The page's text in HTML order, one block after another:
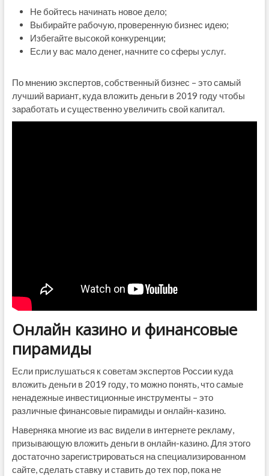
Не бойтесь начинать новое дело;
Выбирайте рабочую, проверенную бизнес идею;
Избегайте высокой конкуренции;
Если у вас мало денег, начните со сферы услуг.
По мнению экспертов, собственный бизнес – это самый
лучший вариант, куда вложить деньги в 2019 году чтобы
заработать и существенно увеличить свой капитал.
Онлайн казино и финансовые
пирамиды
Если прислушаться к советам экспертов России куда
вложить деньги в 2019 году, то можно понять, что самые
ненадежные инвестиционные инструменты – это
различные финансовые пирамиды и онлайн-казино.
Наверняка многие из вас видели в интернете рекламу,
призывающую вложить деньги в онлайн-казино. Для этого
достаточно зарегистрироваться на специализированном
сайте, сделать ставку и ставить до тех пор, пока не